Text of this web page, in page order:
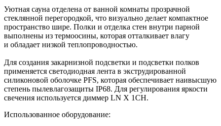
Уютная сауна отделена от ванной комнаты прозрачной
стеклянной перегородкой, что визуально делает компактное
пространство шире. Полки и отделка стен внутри парной
выполнены из термоосины, которая отталкивает влагу
и обладает низкой теплопроводностью.
Для создания закарнизной подсветки и подсветки полков
применяется светодиодная лента в экструдированной
силиконовой оболочке PFS, которая обеспечивает наивысшую
степень пылевлагозащиты IP68. Для регулирования яркости
свечения используется диммер LN X 1CH.
Использованное оборудование: